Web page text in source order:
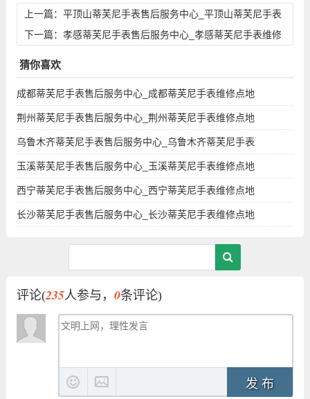
上一篇： 平顶山蒂芙尼手表售后服务中心_平顶山蒂芙尼手表
维修点地址查询
下一篇： 孝感蒂芙尼手表售后服务中心_孝感蒂芙尼手表维修
猜你喜欢
成都蒂芙尼手表售后服务中心_成都蒂芙尼手表维修点地
荆州蒂芙尼手表售后服务中心_荆州蒂芙尼手表维修点地
乌鲁木齐蒂芙尼手表售后服务中心_乌鲁木齐蒂芙尼手表
玉溪蒂芙尼手表售后服务中心_玉溪蒂芙尼手表维修点地
西宁蒂芙尼手表售后服务中心_西宁蒂芙尼手表维修点地
长沙蒂芙尼手表售后服务中心_长沙蒂芙尼手表维修点地
评论(235人参与， 0条评论)
发 布